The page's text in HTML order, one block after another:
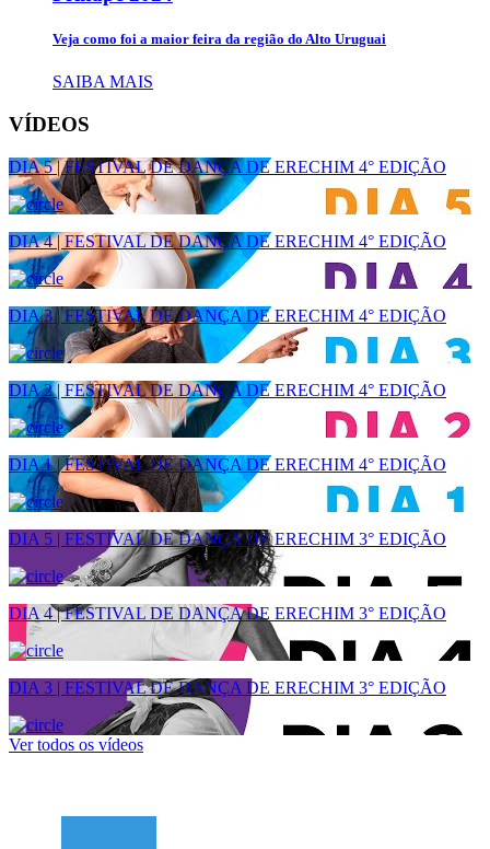
Veja como foi a maior feira da região do Alto Uruguai
SAIBA MAIS
VÍDEOS
DIA 5 | FESTIVAL DE DANÇA DE ERECHIM 4° EDIÇÃO
DIA 4 | FESTIVAL DE DANÇA DE ERECHIM 4° EDIÇÃO
DIA 3 | FESTIVAL DE DANÇA DE ERECHIM 4° EDIÇÃO
DIA 2 | FESTIVAL DE DANÇA DE ERECHIM 4° EDIÇÃO
DIA 1 | FESTIVAL DE DANÇA DE ERECHIM 4° EDIÇÃO
DIA 5 | FESTIVAL DE DANÇA DE ERECHIM 3° EDIÇÃO
DIA 4 | FESTIVAL DE DANÇA DE ERECHIM 3° EDIÇÃO
DIA 3 | FESTIVAL DE DANÇA DE ERECHIM 3° EDIÇÃO
Ver todos os vídeos